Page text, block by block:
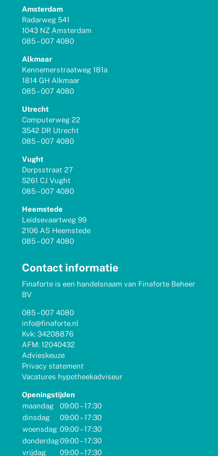
Amsterdam
Radarweg 541
1043 NZ Amsterdam
085 – 007 4080
Alkmaar
Kennemerstraatweg 181a
1814 GH Alkmaar
085 – 007 4080
Utrecht
Computerweg 22
3542 DR Utrecht
085 – 007 4080
Vught
Dorpsstraat 27
5261 CJ Vught
085 – 007 4080
Heemstede
Leidsevaartweg 99
2106 AS Heemstede
085 – 007 4080
Contact informatie
Finaforte is een handelsnaam van Finaforte Beheer
BV
085 – 007 4080
info@finaforte.nl
Kvk: 34208876
AFM: 12040432
Advieskeuze
Privacy statement
Vacatures hypotheekadviseur
Openingstijden
maandag
09:00 – 17:30
dinsdag
09:00 – 17:30
woensdag 09:00 – 17:30
donderdag09:00 – 17:30
vrijdag
09:00 – 17:30